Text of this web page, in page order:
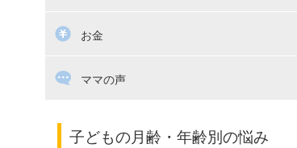
掃除
漫画
出産祝い・内祝い
お金
住宅購入ママの声
子育てコラム
子どもの月齢・年齢別の悩み